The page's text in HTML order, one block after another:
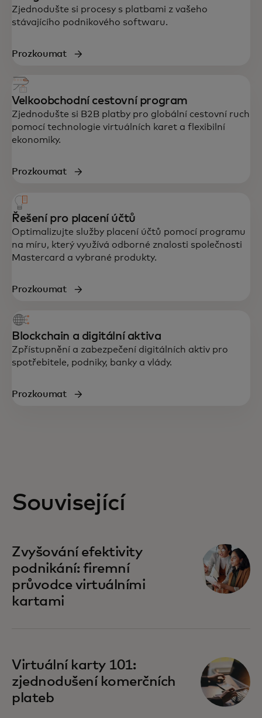
Zjednodušte si procesy s platbami z vašeho
stávajícího podnikového softwaru.
Prozkoumat
Velkoobchodní cestovní program
Zjednodušte si B2B platby pro globální cestovní ruch
pomocí technologie virtuálních karet a flexibilní
ekonomiky.
Prozkoumat
Řešení pro placení účtů
Optimalizujte služby placení účtů pomocí programu
na míru, který využívá odborné znalosti společnosti
Mastercard a vybrané produkty.
Prozkoumat
Blockchain a digitální aktiva
Zpřístupnění a zabezpečení digitálních aktiv pro
spotřebitele, podniky, banky a vlády.
Prozkoumat
Související
Zvyšování efektivity
podnikání: firemní
průvodce virtuálními
kartami
Virtuální karty 101:
zjednodušení komerčních
plateb